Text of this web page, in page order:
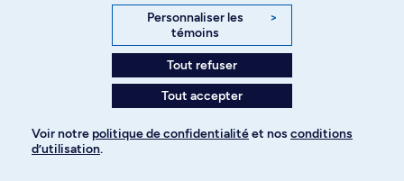
YouTube
Politique de confidentialité
Personnaliser les
témoins
>
Tout refuser
Tout accepter
Voir notre politique de confidentialitéet nos conditions
d’utilisation.